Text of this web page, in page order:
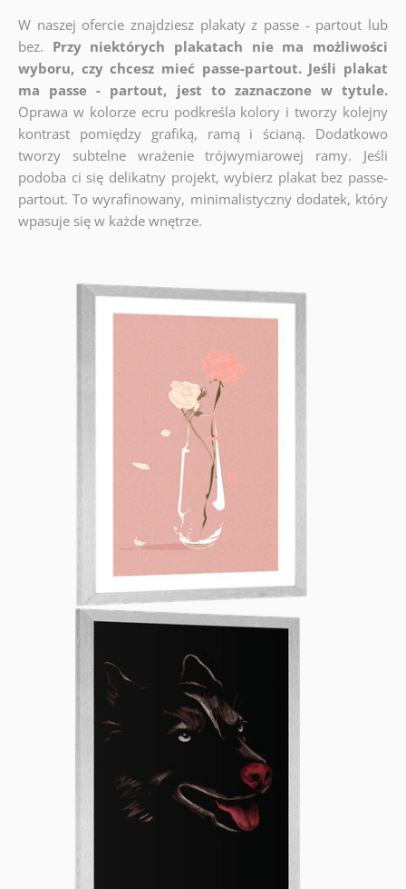
W naszej ofercie znajdziesz plakaty z passe - partout lub
bez. Przy niektórych plakatach nie ma możliwości
wyboru, czy chcesz mieć passe-partout. Jeśli plakat
ma passe - partout, jest to zaznaczone w tytule.
Oprawa w kolorze ecru podkreśla kolory i tworzy kolejny
kontrast pomiędzy grafiką, ramą i ścianą. Dodatkowo
tworzy subtelne wrażenie trójwymiarowej ramy. Jeśli
podoba ci się delikatny projekt, wybierz plakat bez passe-
partout. To wyrafinowany, minimalistyczny dodatek, który
wpasuje się w każde wnętrze.